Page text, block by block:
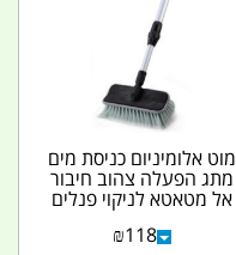
מוט אלומיניום כניסת מים
מתג הפעלה צהוב חיבור
אל מטאטא לניקוי פנלים
סולאריים וכלי...
₪118